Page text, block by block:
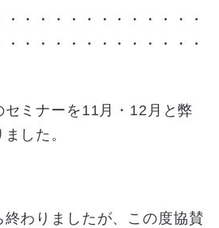
・・・・・・・・・・・・・
・・・・・・・・・・・・・
ミナーを11月・12月と弊
した。
終わりましたが、この度協賛